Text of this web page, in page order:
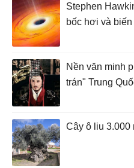
Stephen
bốc hơi và biến
Nền văn minh
trán" Trung
Cây ô liu 3.000